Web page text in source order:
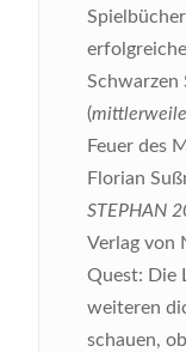
Schwarzen
(
Feuer des
Florian
STEPHAN
Verlag von
Quest: Die
weiteren
schauen,